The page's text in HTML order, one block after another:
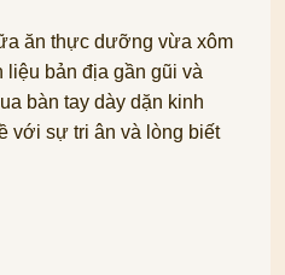
ăn thực dưỡng vừa xôm
bản địa gần gũi và
bàn tay dày dặn kinh
với sự tri ân và lòng biết